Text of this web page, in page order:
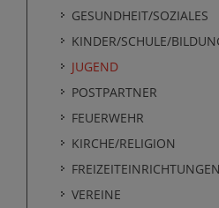
GESUNDHEIT/SOZIALES
KINDER/SCHULE/
JUGEND
POSTPARTNER
FEUERWEHR
KIRCHE/RELIGION
FREIZEITEINRICHTUNGEN
VEREINE